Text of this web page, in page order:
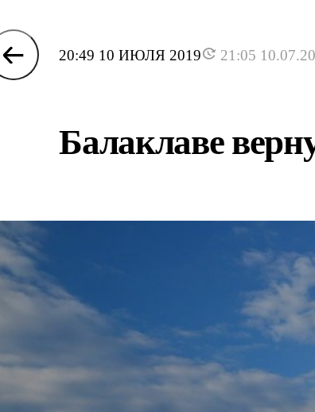
20:49 10 ИЮЛЯ 2019 21:05
Балаклаве